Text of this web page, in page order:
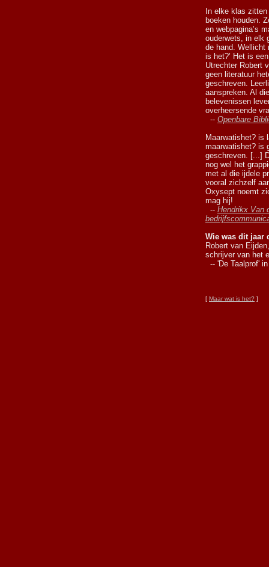
In elke klas
boeken houden.
en webpagina’s
ouderwets, in elk
de hand. Wellicht
is het?’ Het is
Utrechter Robert
geen literatuur
geschreven.
aanspreken. Al
belevenissen
overheersende
-- Openbare
Maarwatishet? is
maarwatishet? is
geschreven. [...]
nog wel het
met al die ijdele
vooral zichzelf
Oxysept noemt
mag hij!
-- Hendrikx Van
Wie was dit jaar
Robert van
schrijver van het
-- 'De Taalprof'
[ Maar wat is het? ]